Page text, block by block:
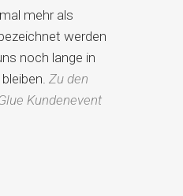
mehr als
werden
noch lange in
Zu den
Kundenevent